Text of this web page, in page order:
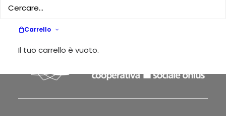
Carrello
Il tuo carrello è vuoto.